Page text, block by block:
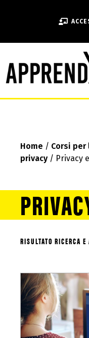
Home / Corsi per
privacy / Privacy
RISULTATO RICERCA